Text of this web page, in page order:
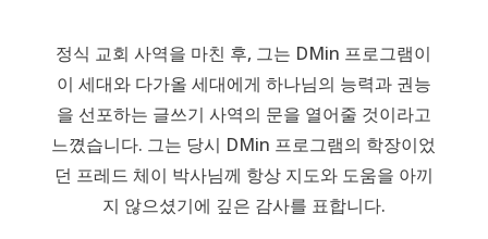
정식 교회 사역을 마친 후, 그는 DMin 프로그램이
이 세대와 다가올 세대에게 하나님의 능력과 권능
을 선포하는 글쓰기 사역의 문을 열어줄 것이라고
느꼈습니다. 그는 당시 DMin 프로그램의 학장이었
던 프레드 체이 박사님께 항상 지도와 도움을 아끼
지 않으셨기에 깊은 감사를 표합니다.